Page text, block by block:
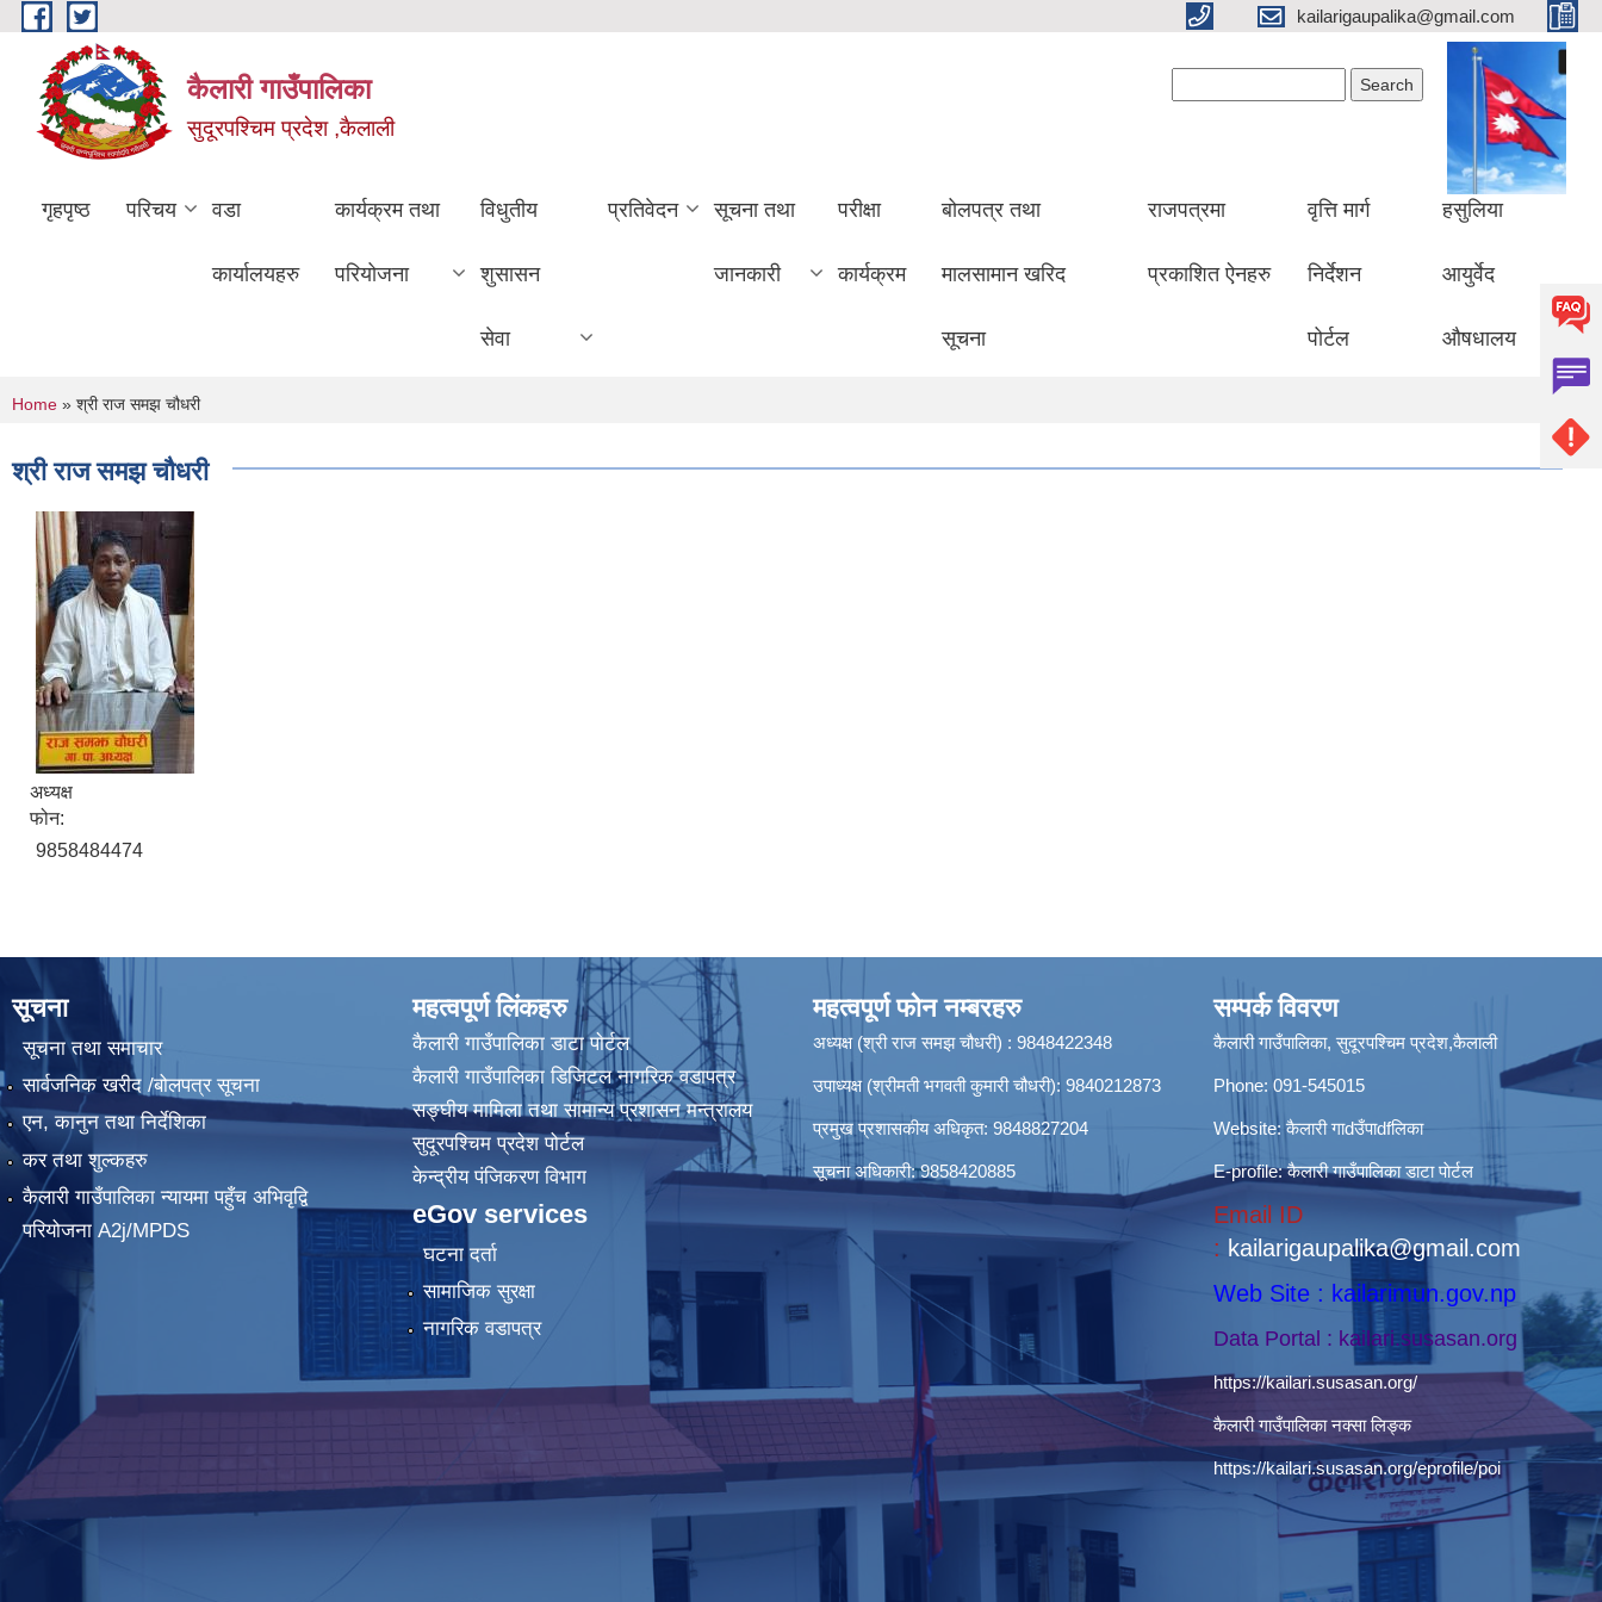
Skip to main content kailarigaupalika@gmail.com
कैलारी गाउँपालिका
सुदूरपश्चिम प्रदेश ,कैलाली
गृहपृष्ठ परिचय वडा
कार्यालयहरु
कार्यक्रम तथा
परियोजना
विधुतीय
शुसासन
सेवा
प्रतिवेदन सूचना तथा
जानकारी
परीक्षा
कार्यक्रम
बोलपत्र तथा
मालसामान खरिद
सूचना
राजपत्रमा
प्रकाशित ऐनहरु
वृत्ति मार्ग
निर्देशन
पोर्टल
हसुलिया
आयुर्वेद
औषधालय
You are here
Home » श्री राज समझ चौधरी
श्री राज समझ चौधरी
अध्यक्ष
फोन:
9858484474
सूचना
सूचना तथा समाचार
सार्वजनिक खरीद /बोलपत्र सूचना
एन, कानुन तथा निर्देशिका
कर तथा शुल्कहरु
कैलारी गाउँपालिका न्यायमा पहुँच अभिवृद्वि
परियोजना A2j/MPDS
महत्वपूर्ण लिंकहरु
कैलारी गाउँपालिका डाटा पाेर्टल
कैलारी गाउँपालिका डिजिटल नागरिक वडापत्र
सङ्घीय मामिला तथा सामान्य प्रशासन मन्त्रालय
सुदूरपश्चिम प्रदेश पोर्टल
केन्द्रीय प‌ंजिकरण विभाग
eGov services
घटना दर्ता
सामाजिक सुरक्षा
नागरिक वडापत्र
महत्वपूर्ण फोन नम्बरहरु
अध्यक्ष (श्री राज समझ चौधरी) : 9848422348
उपाध्यक्ष (श्रीमती भगवती कुमारी चौधरी): 9840212873
प्रमुख प्रशासकीय अधिकृत: 9848827204
सूचना अधिकारी: 9858420885
सम्पर्क विवरण
कैलारी गाउँपालिका, सुदूरपश्चिम प्रदेश,कैलाली
Phone: 091-545015
Website:कैलारी गाdउँपाdfलिका
E-profile:कैलारी गाउँपालिका डाटा पाेर्टल
Email ID
: kailarigaupalika@gmail.com
Web Site : kailarimun.gov.np
Data Portal : kailari.susasan.org
https://kailari.susasan.org/
कैलारी गाउँपालिका नक्सा लिङ्क
https://kailari.susasan.org/eprofile/poi